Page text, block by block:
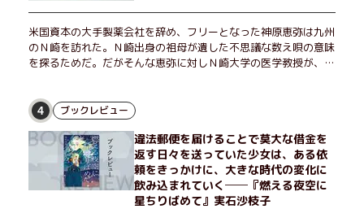
米国資本の大手製薬会社を辞め、フリーとなった神原恵弥は九州
のＮ崎を訪れた。Ｎ崎出身の祖母が遺した不思議な数え唄の意味
を探るためだ。だがそんな恵弥に対しＮ崎大学の医学教授が、米
恵弥は、まるで影のような存在の博士とまみえることはできるの
か？ そして、唄の歌詞「かたむくマリア」に込められた秘密と
は？ 謎めいたラストが鮮烈な余韻を残すシリーズ第四作！
4 ブックレビュー
違法郵便を届けることで莫大な借金を
返す日々を送っていた少女は、ある依
頼をきっかけに、大きな時代の変化に
飲み込まれていく──『燃える夜空に
星ちりばめて』実石沙枝子